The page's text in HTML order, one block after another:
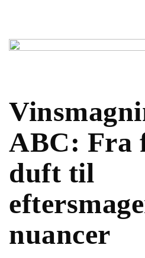
ABC: Fra
duft til
nuancer